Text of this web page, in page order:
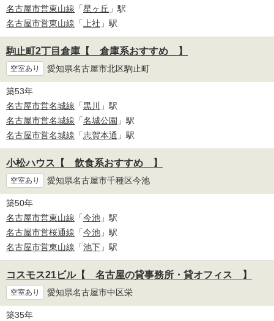
名古屋市営東山線 「星ヶ丘 」駅
名古屋市営東山線 「 上社 」駅
駒止町2丁目倉庫【 倉庫系おすすめ 】
空室あり 愛知県名古屋市北区駒止町
築53年
名古屋市営名城線 「黒川
」駅
名古屋市営名城線 「名城公園 」駅
名古屋市営名城線 「志賀本通 」駅
小松ハウス【 飲食系おすすめ 】
空室あり 愛知県名古屋市千種区今池
築50年
名古屋市営東山線 「今池 」駅
名古屋市営桜通線 「今池 」駅
名古屋市営東山線 「池下 」駅
コスモス21ビル【 名古屋の貸事務所・貸オフィス 】
空室あり 愛知県名古屋市中区栄
築35年